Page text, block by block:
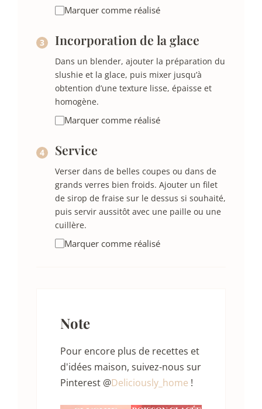
Marquer comme réalisé
Incorporation de la glace
Dans un blender, ajouter la préparation du
slushie et la glace, puis mixer jusqu’à
obtention d’une texture lisse, épaisse et
homogène.
Marquer comme réalisé
Service
Verser dans de belles coupes ou dans de
grands verres bien froids. Ajouter un filet
de sirop de fraise sur le dessus si souhaité,
puis servir aussitôt avec une paille ou une
cuillère.
Marquer comme réalisé
Note
Pour encore plus de recettes et
d'idées maison, suivez-nous sur
Pinterest @Deliciously_home !